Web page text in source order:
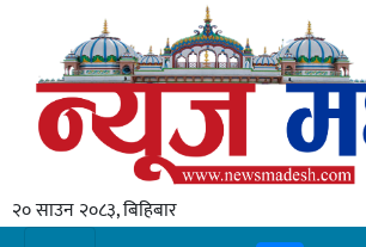
२० साउन २०८३, बिहिबार
गृहपृष्ठ
स्थानीय